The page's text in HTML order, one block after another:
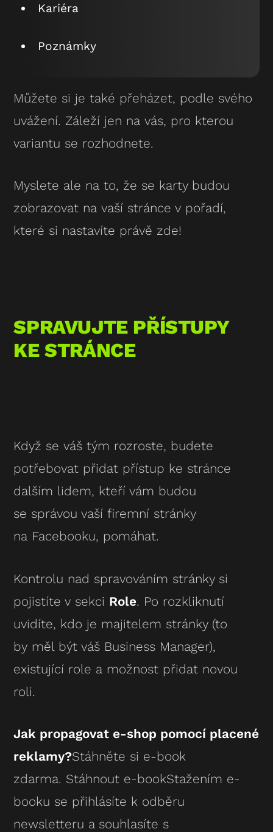
Kariéra
Poznámky
Můžete si je také přeházet, podle svého
uvážení. Záleží jen na vás, pro kterou
variantu se rozhodnete.
Myslete ale na to, že se karty budou
zobrazovat na vaší stránce v pořadí,
které si nastavíte právě zde!
SPRAVUJTE PŘÍSTUPY
KE STRÁNCE
Když se váš tým rozroste, budete
potřebovat přidat přístup ke stránce
dalším lidem, kteří vám budou
se správou vaší firemní stránky
na Facebooku, pomáhat.
Kontrolu nad spravováním stránky si
pojistíte v sekci Role. Po rozkliknutí
uvidíte, kdo je majitelem stránky (to
by měl být váš Business Manager),
existující role a možnost přidat novou
roli.
Jak propagovat e-shop pomocí placené
reklamy?Stáhněte si e-book
zdarma. Stáhnout e-bookStažením e-
booku se přihlásíte k odběru
newsletteru a souhlasíte s